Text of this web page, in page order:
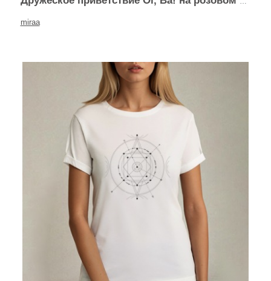
miraa